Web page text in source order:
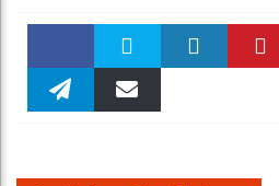
Faceboo Twitter
m